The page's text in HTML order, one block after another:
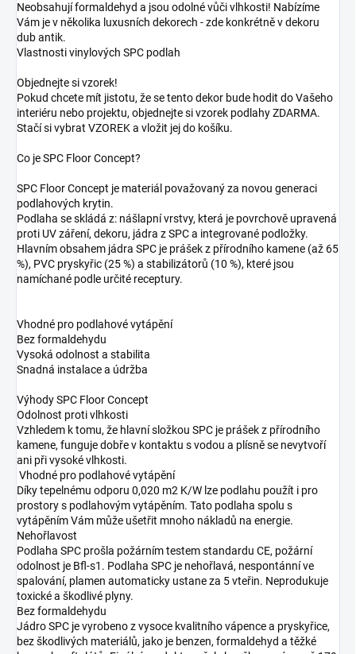
Neobsahují formaldehyd a jsou odolné vůči vlhkosti! Nabízíme
Vám je v několika luxusních dekorech - zde konkrétně v dekoru
dub antik.
Vlastnosti vinylových SPC podlah
Objednejte si vzorek!
Pokud chcete mít jistotu, že se tento dekor bude hodit do Vašeho
interiéru nebo projektu, objednejte si vzorek podlahy ZDARMA.
Stačí si vybrat VZOREK a vložit jej do košíku.
Co je SPC Floor Concept?
SPC Floor Concept je materiál považovaný za novou generaci
podlahových krytin.
Podlaha se skládá z: nášlapní vrstvy, která je povrchově upravená
proti UV záření, dekoru, jádra z SPC a integrované podložky.
Hlavním obsahem jádra SPC je prášek z přírodního kamene (až 65
%), PVC pryskyřic (25 %) a stabilizátorů (10 %), které jsou
namíchané podle určité receptury.
Vhodné pro podlahové vytápění
Bez formaldehydu
Vysoká odolnost a stabilita
Snadná instalace a údržba
Výhody SPC Floor Concept
Odolnost proti vlhkosti
Vzhledem k tomu, že hlavní složkou SPC je prášek z přírodního
kamene, funguje dobře v kontaktu s vodou a plísně se nevytvoří
ani při vysoké vlhkosti.
Vhodné pro podlahové vytápění
Díky tepelnému odporu 0,020 m2 K/W lze podlahu použít i pro
prostory s podlahovým vytápěním. Tato podlaha spolu s
vytápěním Vám může ušetřit mnoho nákladů na energie.
Nehořlavost
Podlaha SPC prošla požárním testem standardu CE, požární
odolnost je Bfl-s1. Podlaha SPC je nehořlavá, nespontánní ve
spalování, plamen automaticky ustane za 5 vteřin. Neprodukuje
toxické a škodlivé plyny.
Bez formaldehydu
Jádro SPC je vyrobeno z vysoce kvalitního vápence a pryskyřice,
bez škodlivých materiálů, jako je benzen, formaldehyd a těžké